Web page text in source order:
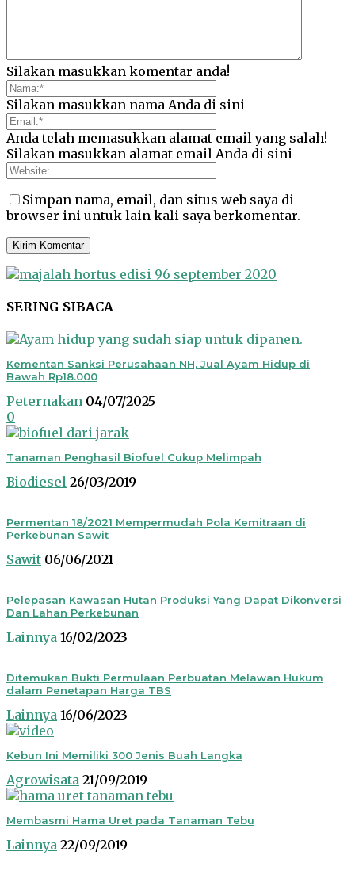
Silakan masukkan komentar anda!
Silakan masukkan nama Anda di sini
Anda telah memasukkan alamat email yang salah!
Silakan masukkan alamat email Anda di sini
Simpan nama, email, dan situs web saya di
browser ini untuk lain kali saya berkomentar.
SERING SIBACA
Kementan Sanksi Perusahaan NH, Jual Ayam Hidup di
Bawah Rp18.000
Peternakan 04/07/2025
0
Tanaman Penghasil Biofuel Cukup Melimpah
Biodiesel 26/03/2019
Permentan 18/2021 Mempermudah Pola Kemitraan di
Perkebunan Sawit
Sawit 06/06/2021
Pelepasan Kawasan Hutan Produksi Yang Dapat Dikonversi
Dan Lahan Perkebunan
Lainnya 16/02/2023
Ditemukan Bukti Permulaan Perbuatan Melawan Hukum
dalam Penetapan Harga TBS
Lainnya 16/06/2023
Kebun Ini Memiliki 300 Jenis Buah Langka
Agrowisata 21/09/2019
Membasmi Hama Uret pada Tanaman Tebu
Lainnya 22/09/2019